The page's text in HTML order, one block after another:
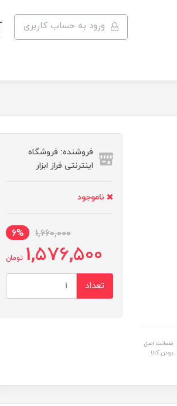
ورود به حساب کاربری
ضمانت اصل
بودن کالا
فروشنده: فروشگاه
اینترنتی فراز ابزار
ناموجود
1,660,000
6%
1,576,500 تومان
تعداد